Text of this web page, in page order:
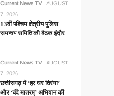
Current News TV
AUGUST
7, 2026
13वीं पश्चिम क्षेत्रीय पुलिस
समन्वय समिति की बैठक इंदौर
Current News TV
AUGUST
7, 2026
छत्तीसगढ़ में ‘हर घर तिरंगा’
और ‘वंदे मातरम्’ अभियान की